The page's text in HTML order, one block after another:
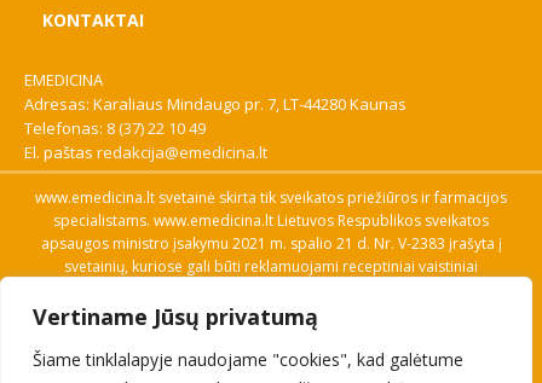
Vertiname Jūsų privatumą
Šiame tinklalapyje naudojame "cookies", kad galėtume
KONTAKTAI
EMEDICINA
Adresas: Karaliaus Mindaugo pr. 7, LT-44280 Kaunas
Telefonas: 8 (37) 22 10 49
El. paštas redakcija@emedicina.lt
www.emedicina.lt svetainė skirta tik sveikatos priežiūros ir farmacijos
specialistams. www.emedicina.lt Lietuvos Respublikos sveikatos
apsaugos ministro įsakymu 2021 m. spalio 21 d. Nr. V-2383 įrašyta į
svetainių, kuriose gali būti reklamuojami receptiniai vaistiniai
savo profesinę kvalifikaciją. Naudingos nuorodos: Vaistų ir medicinos
pagalbos priemonių kainų paieška, VVKT tinklalapis, Sveikatos
priežiūros ar farmacijos specialisto pranešimo apie įtariamą